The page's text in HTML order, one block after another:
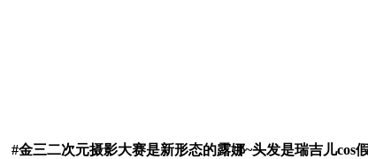
#金三二次元摄影大赛是新形态的露娜~头发是瑞吉儿